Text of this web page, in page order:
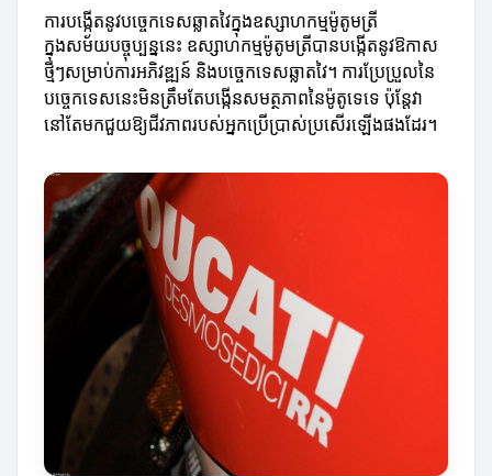
ការបង្កើតនូវបច្ចេកទេសឆ្លាតវៃក្នុងឧស្សាហកម្មម៉ូតូមត្រី
ក្នុងសម័យបច្ចុប្បន្ននេះ ឧស្សាហកម្មម៉ូតូមត្រីបានបង្កើតនូវឱកាស
ថ្មីៗសម្រាប់ការអភិវឌ្ឍន៍ និងបច្ចេកទេសឆ្លាតវៃ។ ការប្រែប្រួលនៃ
បច្ចេកទេសនេះមិនត្រឹមតែបង្កើនសមត្ថភាពនៃម៉ូតូទេទេ ប៉ុន្តែវា
នៅតែមកជួយឱ្យជីវភាពរបស់អ្នកប្រើប្រាស់ប្រសើរឡើងផងដែរ។